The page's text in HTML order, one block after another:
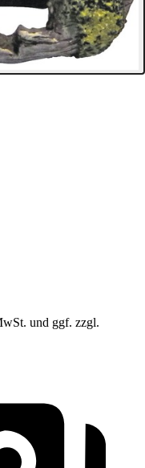
und ggf. zzgl.